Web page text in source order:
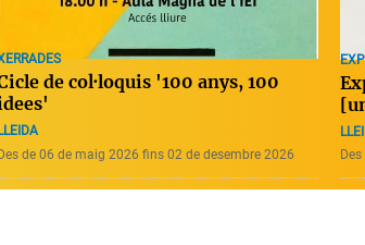
de col·loquis '100 anys, 100
LLEIDA
de 06 de maig 2026 fins 02 de desembre 2026